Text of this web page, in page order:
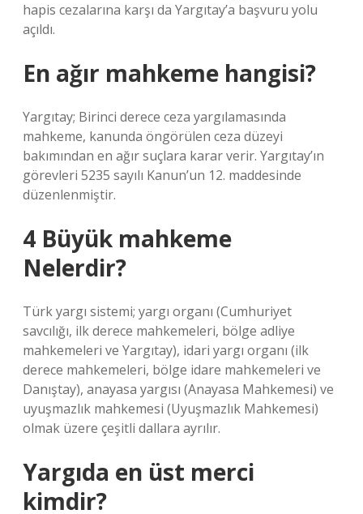
hapis cezalarına karşı da Yargıtay’a başvuru yolu
açıldı.
En ağır mahkeme hangisi?
Yargıtay; Birinci derece ceza yargılamasında
mahkeme, kanunda öngörülen ceza düzeyi
bakımından en ağır suçlara karar verir. Yargıtay’ın
görevleri 5235 sayılı Kanun’un 12. maddesinde
düzenlenmiştir.
4 Büyük mahkeme
Nelerdir?
Türk yargı sistemi; yargı organı (Cumhuriyet
savcılığı, ilk derece mahkemeleri, bölge adliye
mahkemeleri ve Yargıtay), idari yargı organı (ilk
derece mahkemeleri, bölge idare mahkemeleri ve
Danıştay), anayasa yargısı (Anayasa Mahkemesi) ve
uyuşmazlık mahkemesi (Uyuşmazlık Mahkemesi)
olmak üzere çeşitli dallara ayrılır.
Yargıda en üst merci
kimdir?